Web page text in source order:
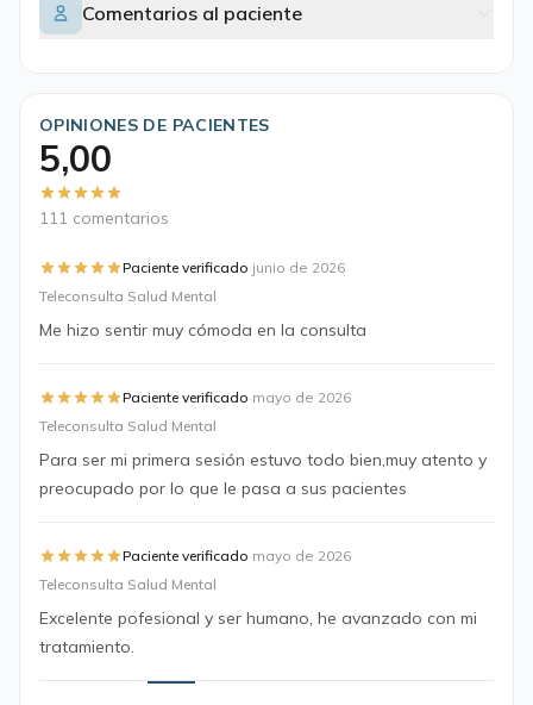
Comentarios al paciente
OPINIONES DE PACIENTES
5,00
111 comentarios
Paciente verificado·junio de 2026
Teleconsulta Salud Mental
Me hizo sentir muy cómoda en la consulta
Paciente verificado·mayo de 2026
Teleconsulta Salud Mental
Para ser mi primera sesión estuvo todo bien,muy atento y
preocupado por lo que le pasa a sus pacientes
Paciente verificado·mayo de 2026
Teleconsulta Salud Mental
Excelente pofesional y ser humano, he avanzado con mi
tratamiento.